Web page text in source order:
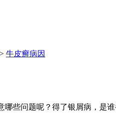
> 牛皮癣病因
哪些问题呢？得了银屑病，是